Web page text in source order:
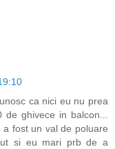
ca nici eu nu prea
de ghivece in balcon...
fost un val de poluare
si eu mari prb de a